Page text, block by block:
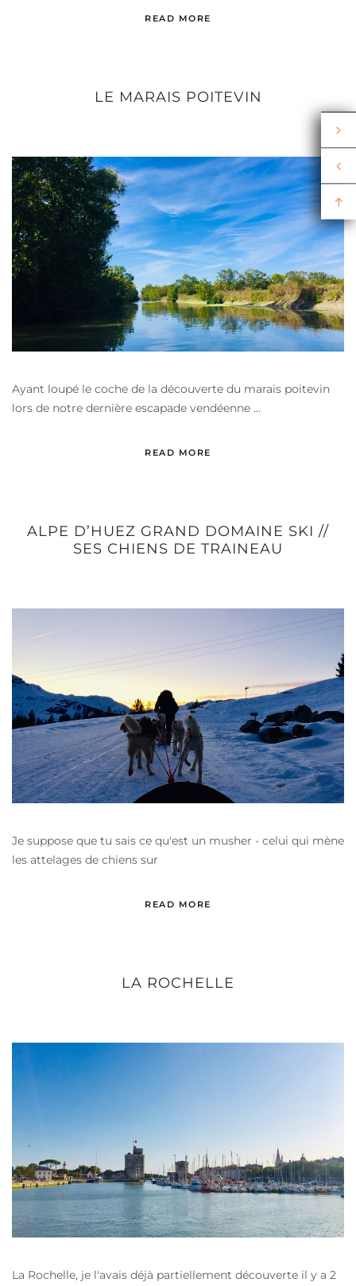
READ MORE
LE MARAIS POITEVIN
Ayant loupé le coche de la découverte du marais poitevin
lors de notre dernière escapade vendéenne ...
READ MORE
ALPE D’HUEZ GRAND DOMAINE SKI //
SES CHIENS DE TRAINEAU
Je suppose que tu sais ce qu'est un musher - celui qui mène
les attelages de chiens sur
READ MORE
LA ROCHELLE
La Rochelle, je l'avais déjà partiellement découverte il y a 2